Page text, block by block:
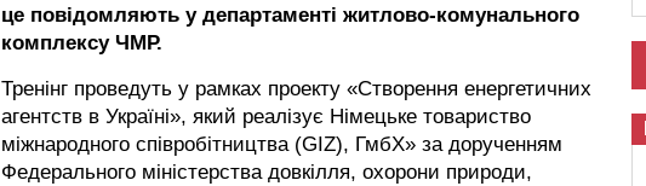
це повідомляють у департаменті житлово-комунального
комплексу ЧМР.
Тренінг проведуть у рамках проекту «Створення енергетичних
агентств в Україні», який реалізує Німецьке товариство
міжнародного співробітництва (GIZ), ГмбХ» за дорученням
Федерального міністерства довкілля, охорони природи,